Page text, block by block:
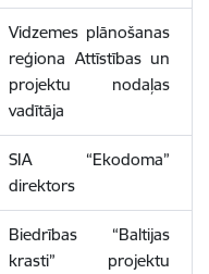
Vidzemes plānošanas
reģiona Attīstības un
projektu nodaļas
vadītāja
SIA “Ekodoma”
direktors
Biedrības “Baltijas
krasti” projektu